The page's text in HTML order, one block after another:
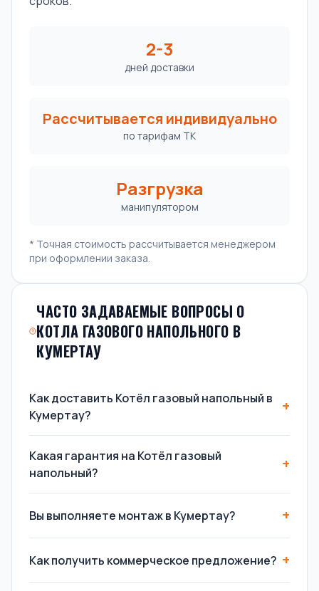
2-3
дней доставки
Рассчитывается индивидуально
по тарифам ТК
Разгрузка
манипулятором
* Точная стоимость рассчитывается менеджером
при оформлении заказа.
ЧАСТО ЗАДАВАЕМЫЕ ВОПРОСЫ О
КОТЛА ГАЗОВОГО НАПОЛЬНОГО В
КУМЕРТАУ
Как доставить Котёл газовый напольный в
Кумертау?
Какая гарантия на Котёл газовый
напольный?
Вы выполняете монтаж в Кумертау?
Как получить коммерческое предложение?